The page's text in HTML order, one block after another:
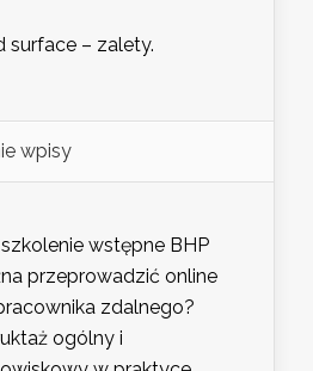
surface – zalety.
wpisy
wstępne BHP
przeprowadzić online
zdalnego?
ogólny i